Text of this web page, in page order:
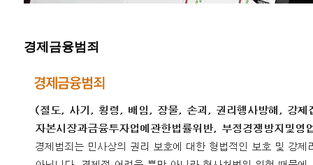
경제금융범죄